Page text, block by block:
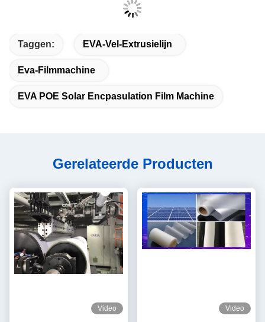
Taggen: EVA-Vel-Extrusielijn
Eva-Filmmachine
EVA POE Solar Encpasulation Film Machine
Gerelateerde Producten
Video Video